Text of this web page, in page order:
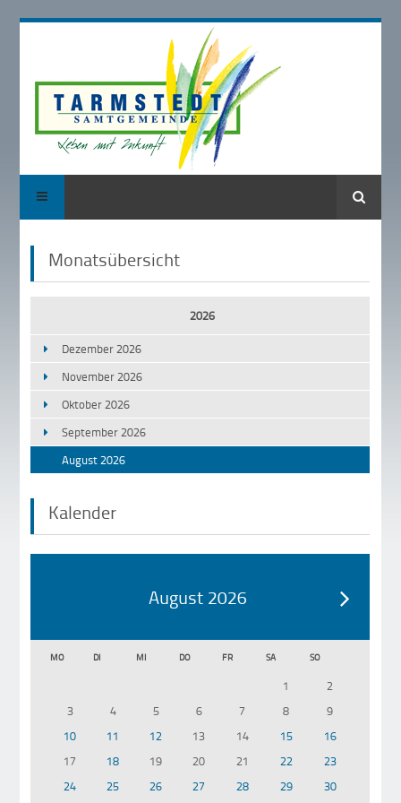
Suche
Monatsübersicht
2026
Dezember 2026
November 2026
Oktober 2026
September 2026
August 2026
Kalender
August 2026
MO DI MI DO FR SA SO
1
2
3
4 5 6 7 8
9
10
11 12 13 14 15
16
17
18 19 20 21 22
23
24
25 26 27 28 29 30